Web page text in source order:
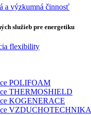
a výzkumná činnosť
služieb pre energetiku
flexibility
POLIFOAM
THERMOSHIELD
KOGENERACE
VZDUCHOTECHNIKA